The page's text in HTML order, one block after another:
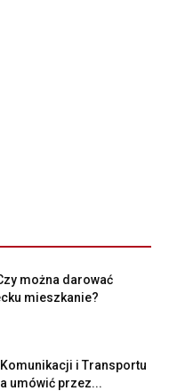
można darować
mieszkanie?
i Transportu
umówić przez...